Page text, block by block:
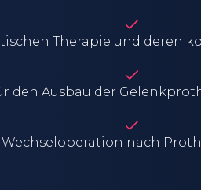
Therapie und deren
den Ausbau der
nach